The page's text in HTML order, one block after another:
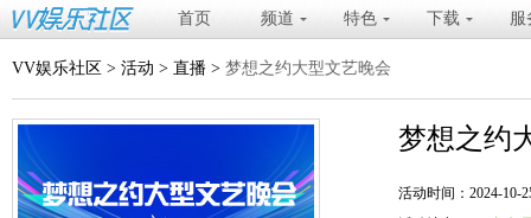
首页 频道 特色 下载 服
VV娱乐社区 > 活动 > 直播 > 梦想之约大型文艺晚会
梦想之约
活动时间：2024-10-